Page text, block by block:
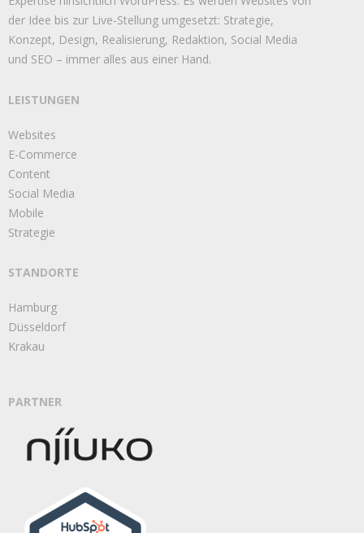
der Idee bis zur Live-Stellung umgesetzt: Strategie,
Konzept, Design, Realisierung, Redaktion, Social Media
und SEO – immer alles aus einer Hand.
LEISTUNGEN
Websites
E-Commerce
Content
Social Media
Mobile
Strategie
STANDORTE
Hamburg
Düsseldorf
Krakau
PARTNER